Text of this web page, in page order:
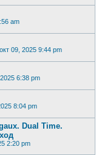
am
09, 2025 9:44 pm
6:38 pm
8:04 pm
Dual Time.
2:20 pm